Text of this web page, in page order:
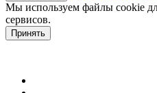
Мы используем файлы cookie
сервисов.
Принять